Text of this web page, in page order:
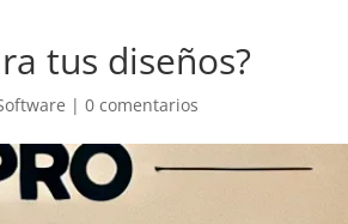
tus diseños?
|0 comentarios